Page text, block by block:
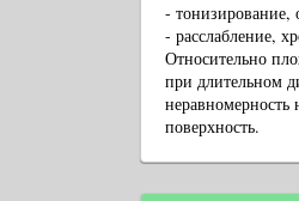
- тонизирование,
- расслабление,
Относительно
при длительном
неравномерность
поверхность.